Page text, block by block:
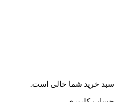
سبد خرید شما خالی است.